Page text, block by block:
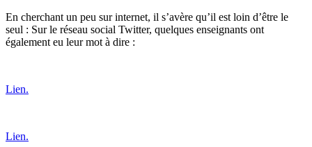
En cherchant un peu sur internet, il s’avère qu’il est loin d’être le
seul : Sur le réseau social Twitter, quelques enseignants ont
également eu leur mot à dire :
Lien.
Lien.